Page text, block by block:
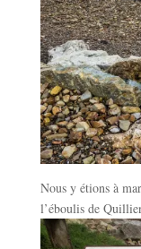
Nous y étions à
l’éboulis de